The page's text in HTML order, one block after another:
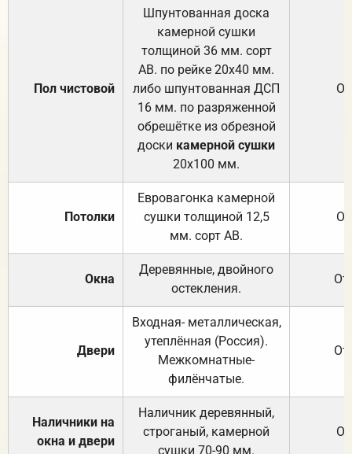
Пол чистовой
Шпунтованная доска
камерной сушки
толщиной 36 мм. сорт
АВ. по рейке 20х40 мм.
либо шпунтованная ДСП
16 мм. по разряженной
обрешётке из обрезной
доски камерной сушки
20х100 мм.
Потолки
Евровагонка камерной
сушки толщиной 12,5
мм. сорт АВ.
Окна
Деревянные, двойного
остекления.
Двери
Входная- металлическая,
утеплённая (Россия).
Межкомнатные-
филёнчатые.
Наличники на
окна и двери
Наличник деревянный,
строганый, камерной
сушки 70-90 мм.